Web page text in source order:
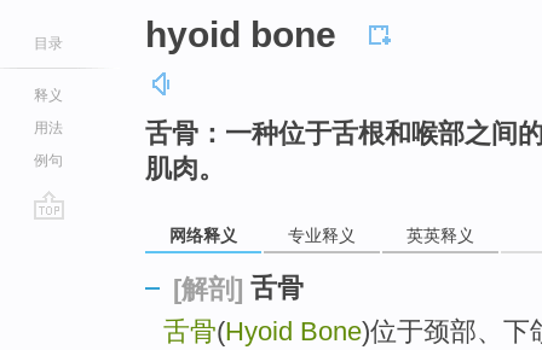
目录
释义
用法
例句
hyoid bone
舌骨：一种位于舌根和喉部之间
肌肉。
网络释义 专业释义 英英释义
[解剖] 舌骨
舌骨(Hyoid Bone)位于颈部、下